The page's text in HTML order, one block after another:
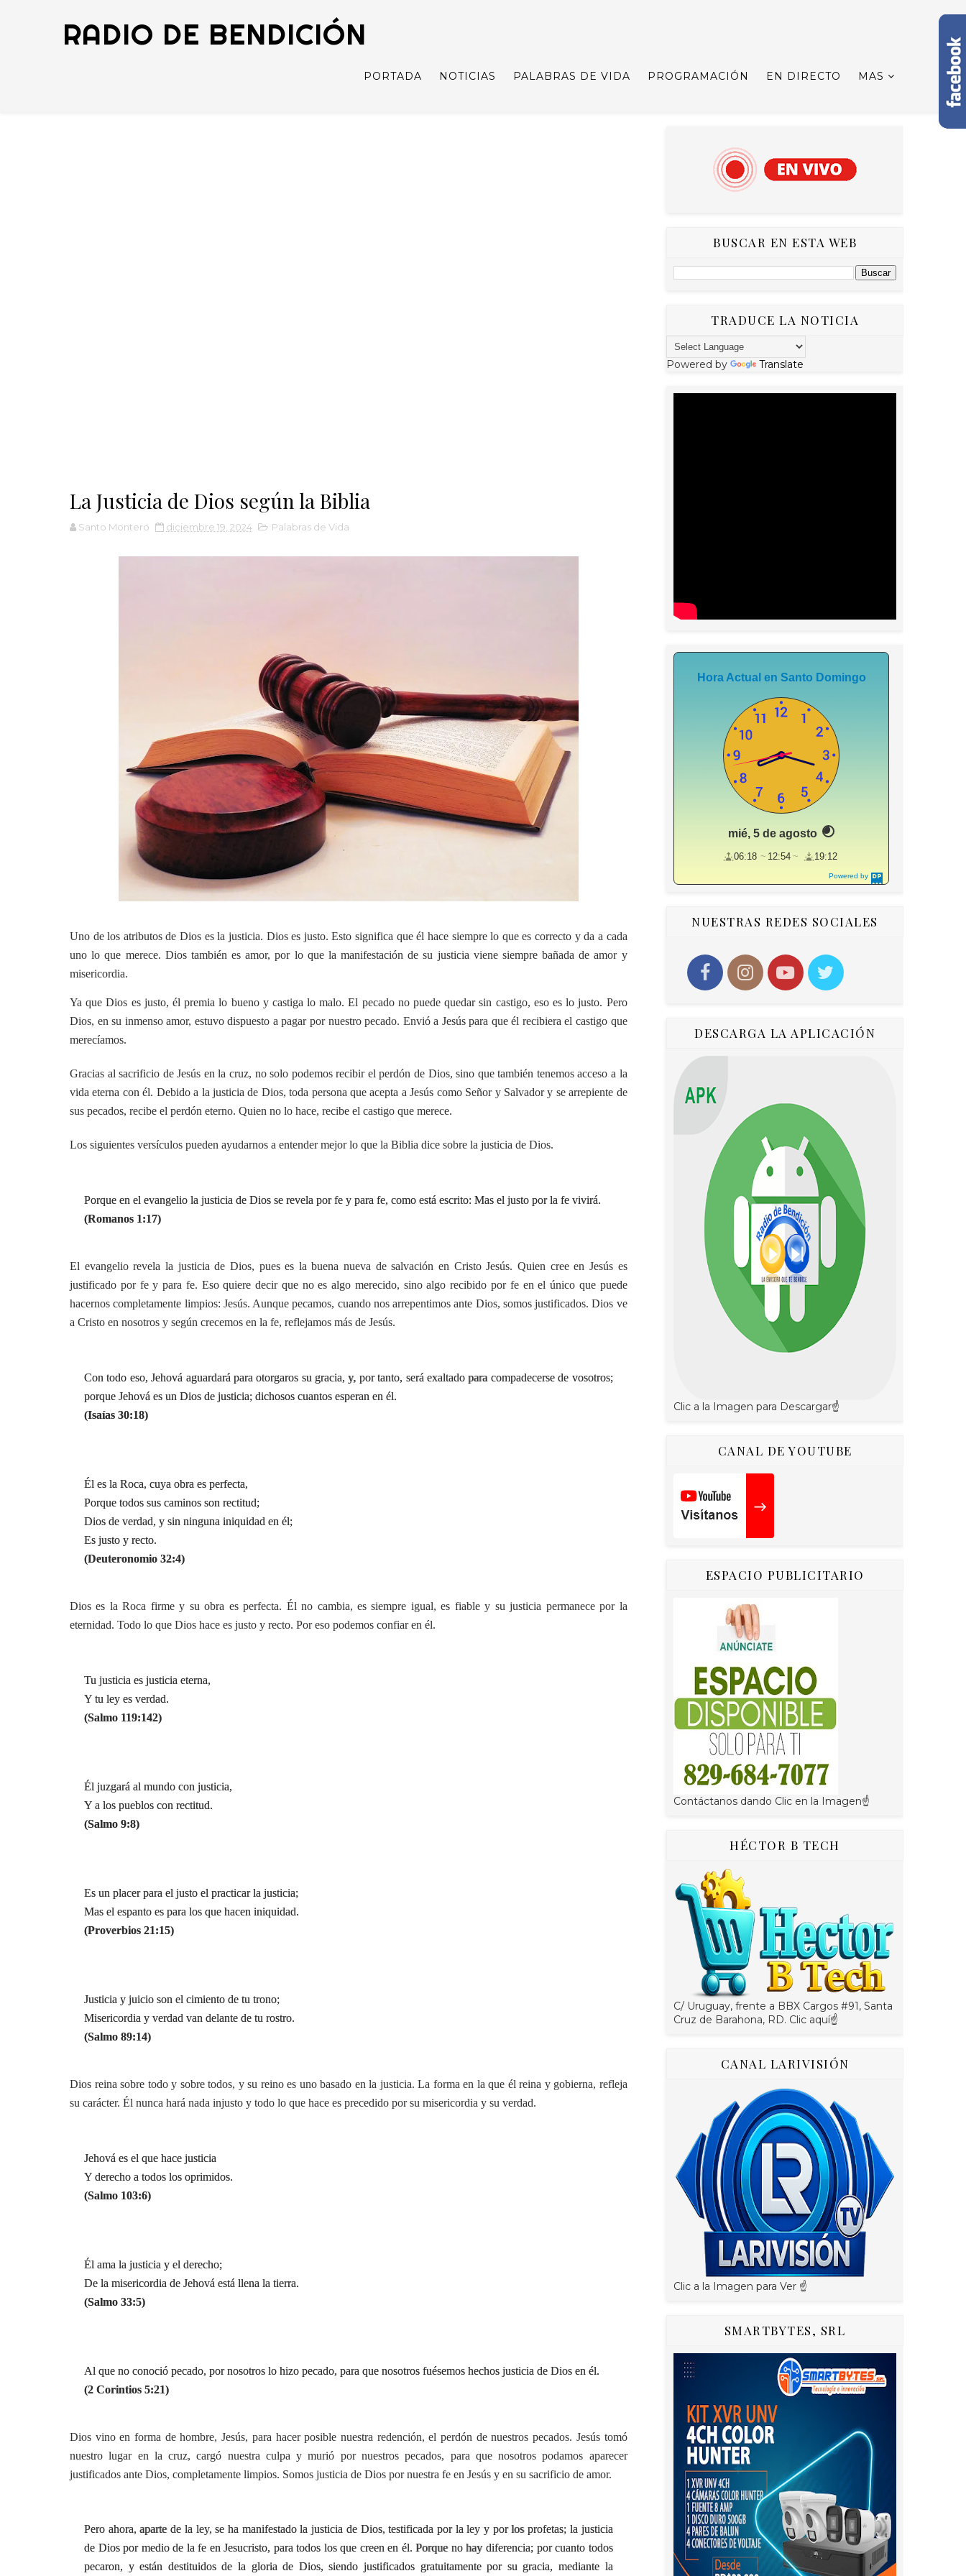
RADIO DE BENDICIÓN
PORTADA NOTICIAS PALABRAS DE VIDA PROGRAMACIÓN EN DIRECTO MAS
La Justicia de Dios según la Biblia
Santo Montero diciembre 19, 2024 Palabras de Vida
Uno de los atributos de Dios es la justicia. Dios es justo. Esto significa que él hace siempre lo que es correcto y da a cada
uno lo que merece. Dios también es amor, por lo que la manifestación de su justicia viene siempre bañada de amor y
misericordia.
Ya que Dios es justo, él premia lo bueno y castiga lo malo. El pecado no puede quedar sin castigo, eso es lo justo. Pero
Dios, en su inmenso amor, estuvo dispuesto a pagar por nuestro pecado. Envió a Jesús para que él recibiera el castigo que
merecíamos.
Gracias al sacrificio de Jesús en la cruz, no solo podemos recibir el perdón de Dios, sino que también tenemos acceso a la
vida eterna con él. Debido a la justicia de Dios, toda persona que acepta a Jesús como Señor y Salvador y se arrepiente de
sus pecados, recibe el perdón eterno. Quien no lo hace, recibe el castigo que merece.
Los siguientes versículos pueden ayudarnos a entender mejor lo que la Biblia dice sobre la justicia de Dios.
Porque en el evangelio la justicia de Dios se revela por fe y para fe, como está escrito: Mas el justo por la fe vivirá.
(Romanos 1:17)
El evangelio revela la justicia de Dios, pues es la buena nueva de salvación en Cristo Jesús. Quien cree en Jesús es
justificado por fe y para fe. Eso quiere decir que no es algo merecido, sino algo recibido por fe en el único que puede
hacernos completamente limpios: Jesús. Aunque pecamos, cuando nos arrepentimos ante Dios, somos justificados. Dios ve
a Cristo en nosotros y según crecemos en la fe, reflejamos más de Jesús.
Con todo eso, Jehová aguardará para otorgaros su gracia, y, por tanto, será exaltado para compadecerse de vosotros;
porque Jehová es un Dios de justicia; dichosos cuantos esperan en él.
(Isaías 30:18)
Él es la Roca, cuya obra es perfecta,
Porque todos sus caminos son rectitud;
Dios de verdad, y sin ninguna iniquidad en él;
Es justo y recto.
(Deuteronomio 32:4)
Dios es la Roca firme y su obra es perfecta. Él no cambia, es siempre igual, es fiable y su justicia permanece por la
eternidad. Todo lo que Dios hace es justo y recto. Por eso podemos confiar en él.
Tu justicia es justicia eterna,
Y tu ley es verdad.
(Salmo 119:142)
Él juzgará al mundo con justicia,
Y a los pueblos con rectitud.
(Salmo 9:8)
Es un placer para el justo el practicar la justicia;
Mas el espanto es para los que hacen iniquidad.
(Proverbios 21:15)
Justicia y juicio son el cimiento de tu trono;
Misericordia y verdad van delante de tu rostro.
(Salmo 89:14)
Dios reina sobre todo y sobre todos, y su reino es uno basado en la justicia. La forma en la que él reina y gobierna, refleja
su carácter. Él nunca hará nada injusto y todo lo que hace es precedido por su misericordia y su verdad.
Jehová es el que hace justicia
Y derecho a todos los oprimidos.
(Salmo 103:6)
Él ama la justicia y el derecho;
De la misericordia de Jehová está llena la tierra.
(Salmo 33:5)
Al que no conoció pecado, por nosotros lo hizo pecado, para que nosotros fuésemos hechos justicia de Dios en él.
(2 Corintios 5:21)
Dios vino en forma de hombre, Jesús, para hacer posible nuestra redención, el perdón de nuestros pecados. Jesús tomó
nuestro lugar en la cruz, cargó nuestra culpa y murió por nuestros pecados, para que nosotros podamos aparecer
justificados ante Dios, completamente limpios. Somos justicia de Dios por nuestra fe en Jesús y en su sacrificio de amor.
Pero ahora, aparte de la ley, se ha manifestado la justicia de Dios, testificada por la ley y por los profetas; la justicia
de Dios por medio de la fe en Jesucristo, para todos los que creen en él. Porque no hay diferencia; por cuanto todos
pecaron, y están destituidos de la gloria de Dios, siendo justificados gratuitamente por su gracia, mediante la
BUSCAR EN ESTA WEB
TRADUCE LA NOTICIA
Powered by Translate
Powered by
DaysPedia.c
Hora Actual en Santo Domingo
mié, 5 de agosto
06:18 12:54 19:12
NUESTRAS REDES SOCIALES
DESCARGA LA APLICACIÓN
Clic a la Imagen para Descargar☝
CANAL DE YOUTUBE
ESPACIO PUBLICITARIO
Contáctanos dando Clic en la Imagen☝
HÉCTOR B TECH
C/ Uruguay, frente a BBX Cargos #91, Santa
Cruz de Barahona, RD. Clic aquí☝
CANAL LARIVISIÓN
Clic a la Imagen para Ver ☝️
SMARTBYTES, SRL